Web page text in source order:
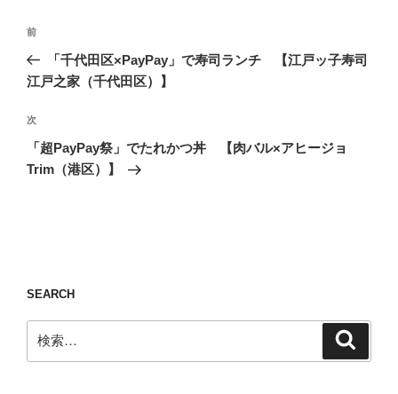
投
ナ
ゲ
ー
シ
前
の
投
前
「千代田区×PayPay」で寿司ランチ 【江戸ッ子寿司
江戸之家（千代田区）】
次
の
投
次
「超PayPay祭」でたれかつ丼 【肉バル×アヒージョ
Trim（港区）】
SEARCH
索: